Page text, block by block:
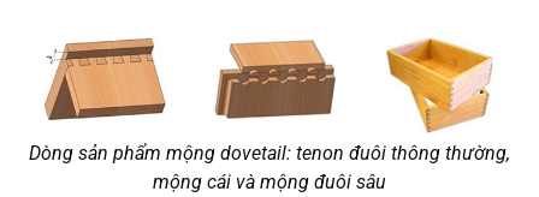
Dòng sản phẩm mộng dovetail: tenon đuôi thông thường,
mộng cái và mộng đuôi sâu